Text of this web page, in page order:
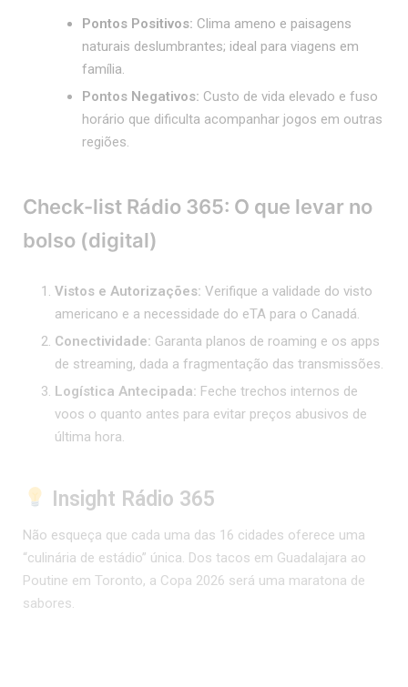
Pontos Positivos: Clima ameno e paisagens
naturais deslumbrantes; ideal para viagens em
família.
Pontos Negativos: Custo de vida elevado e fuso
horário que dificulta acompanhar jogos em outras
regiões.
Check-list Rádio 365: O que levar no
bolso (digital)
Vistos e Autorizações: Verifique a validade do visto
americano e a necessidade do eTA para o Canadá.
Conectividade: Garanta planos de roaming e os apps
de streaming, dada a fragmentação das transmissões.
Logística Antecipada: Feche trechos internos de
voos o quanto antes para evitar preços abusivos de
última hora.
Insight Rádio 365
Não esqueça que cada uma das 16 cidades oferece uma
“culinária de estádio” única. Dos tacos em Guadalajara ao
Poutine em Toronto, a Copa 2026 será uma maratona de
sabores.